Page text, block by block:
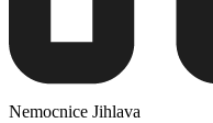
Nemocnice Jihlava